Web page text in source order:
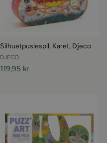
Silhuetpuslespil, Karet, Djeco
DJECO
119,95 kr